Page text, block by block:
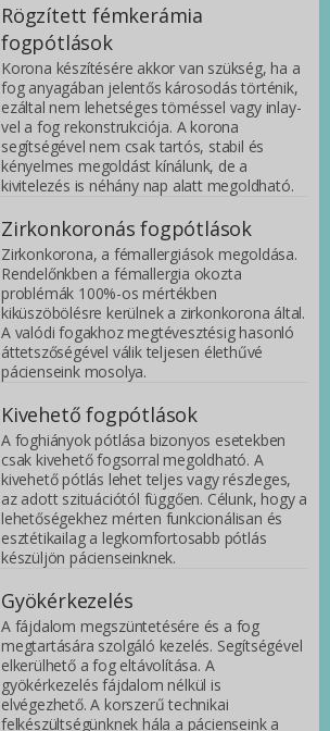
Rögzített fémkerámia
fogpótlások
Korona készítésére akkor van szükség, ha a
fog anyagában jelentős károsodás történik,
ezáltal nem lehetséges töméssel vagy inlay-
vel a fog rekonstrukciója. A korona
segítségével nem csak tartós, stabil és
kényelmes megoldást kínálunk, de a
kivitelezés is néhány nap alatt megoldható.
Zirkonkoronás fogpótlások
Zirkonkorona, a fémallergiások megoldása.
Rendelőnkben a fémallergia okozta
problémák 100%-os mértékben
kiküszöbölésre kerülnek a zirkonkorona által.
A valódi fogakhoz megtévesztésig hasonló
áttetszőségével válik teljesen élethűvé
pácienseink mosolya.
Kivehető fogpótlások
A foghiányok pótlása bizonyos esetekben
csak kivehető fogsorral megoldható. A
kivehető pótlás lehet teljes vagy részleges,
az adott szituációtól függően. Célunk, hogy a
lehetőségekhez mérten funkcionálisan és
esztétikailag a legkomfortosabb pótlás
készüljön pácienseinknek.
Gyökérkezelés
A fájdalom megszüntetésére és a fog
megtartására szolgáló kezelés. Segítségével
elkerülhető a fog eltávolítása. A
gyökérkezelés fájdalom nélkül is
elvégezhető. A korszerű technikai
felkészültségünknek hála a pácienseink a